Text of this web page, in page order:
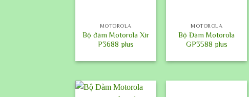
MOTOROLA
Bộ đàm Motorola Xir
P3688 plus
MOTOROLA
Bộ Đàm Motorola
GP3588 plus